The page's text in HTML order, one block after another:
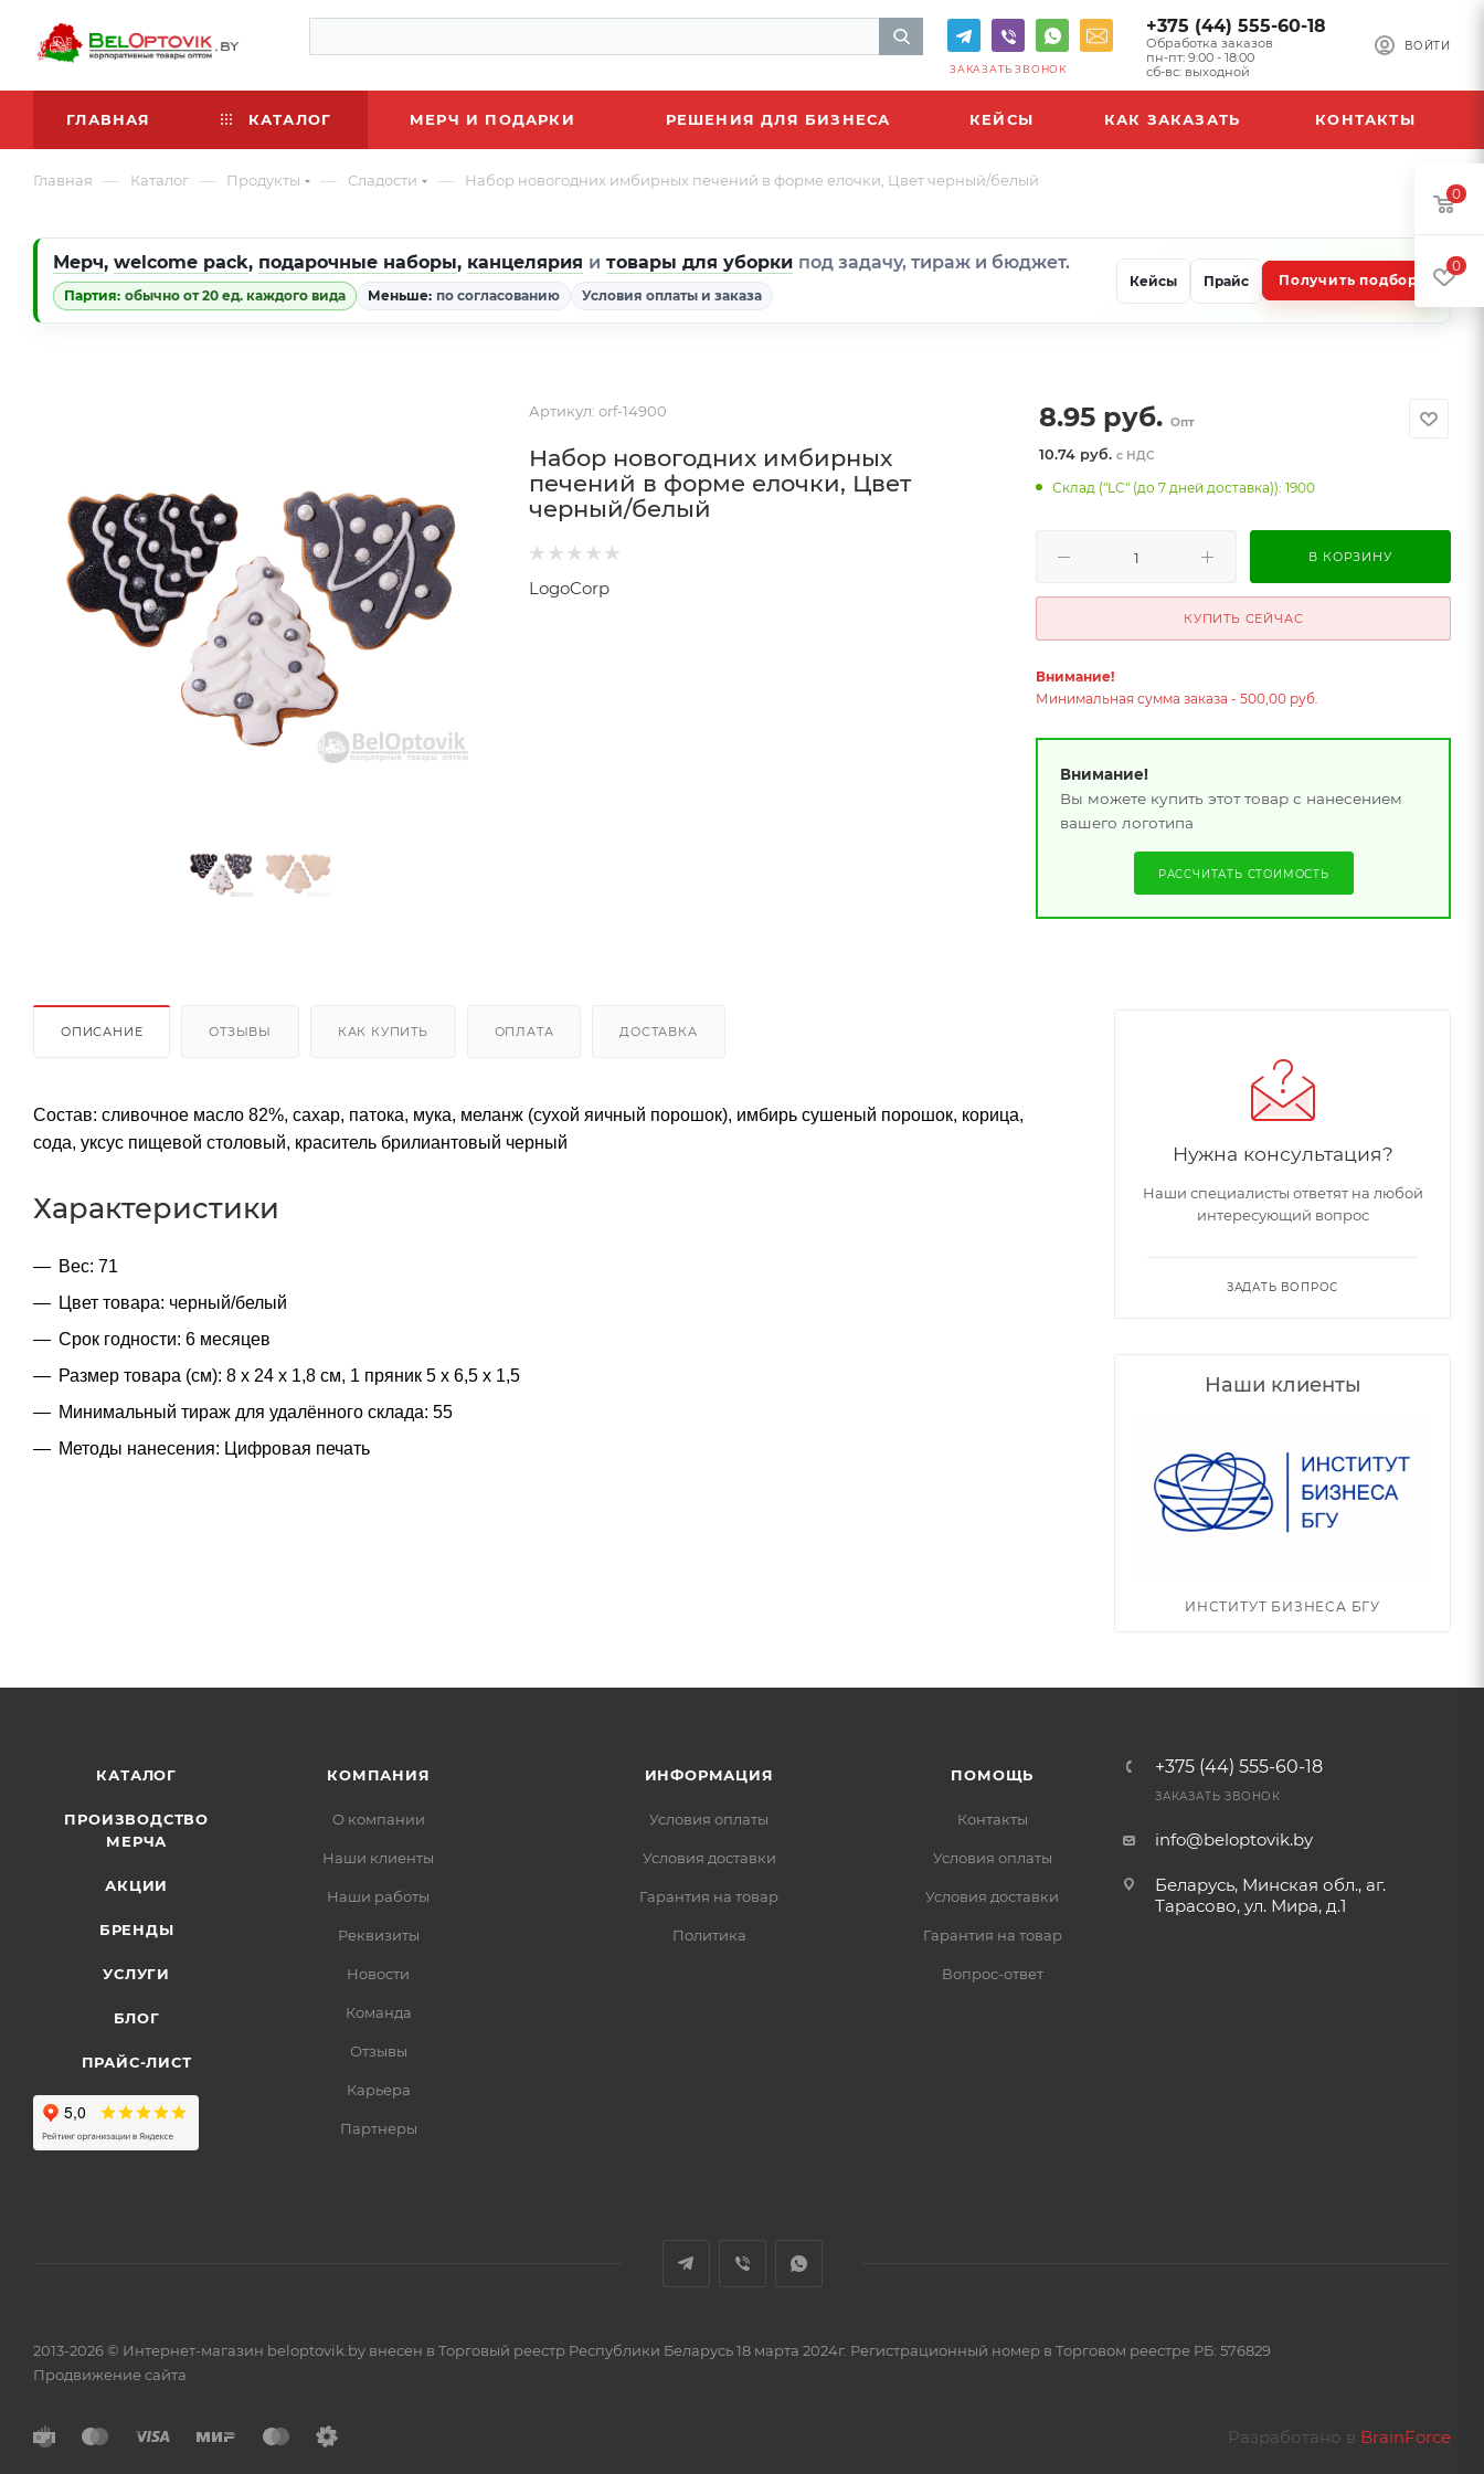
ВОЙТИ
+375 (44) 555-60-18
Обработка заказов
пн-пт: 9:00 - 18:00
сб-вс: выходной
ЗАКАЗАТЬ ЗВОНОК
ГЛАВНАЯ КАТАЛОГ МЕРЧ И ПОДАРКИ РЕШЕНИЯ ДЛЯ БИЗНЕСА КЕЙСЫ КАК ЗАКАЗАТЬ КОНТАКТЫ
Главная — Каталог — Продукты — Сладости — Набор новогодних имбирных печений в форме елочки, Цвет черный/белый
Мерч, welcome pack, подарочные наборы, канцелярия и товары для уборки под задачу, тираж и бюджет.
Партия: обычно от 20 ед. каждого вида Меньше: по согласованию Условия оплаты и заказа
Кейсы Прайс Получить подбор
Артикул: orf-14900
Набор новогодних имбирных
печений в форме елочки, Цвет
черный/белый
LogoCorp
8.95 руб. Опт
10.74 руб.с НДС
Склад ("LC" (до 7 дней доставка)): 1900
В КОРЗИНУ
КУПИТЬ СЕЙЧАС
Внимание!
Минимальная сумма заказа - 500,00 руб.
Внимание!
Вы можете купить этот товар с нанесением
вашего логотипа
РАССЧИТАТЬ СТОИМОСТЬ
ОПИСАНИЕ ОТЗЫВЫ КАК КУПИТЬ ОПЛАТА ДОСТАВКА
Состав: сливочное масло 82%, сахар, патока, мука, меланж (сухой яичный порошок), имбирь сушеный порошок, корица,
сода, уксус пищевой столовый, краситель брилиантовый черный
Характеристики
Вес: 71
Цвет товара: черный/белый
Срок годности: 6 месяцев
Размер товара (см): 8 х 24 х 1,8 см, 1 пряник 5 х 6,5 х 1,5
Минимальный тираж для удалённого склада: 55
Методы нанесения: Цифровая печать
Нужна консультация?
Наши специалисты ответят на любой
интересующий вопрос
ЗАДАТЬ ВОПРОС
Наши клиенты
ИНСТИТУТ БИЗНЕСА БГУ
КАТАЛОГ
ПРОИЗВОДСТВО
МЕРЧА
АКЦИИ
БРЕНДЫ
УСЛУГИ
БЛОГ
ПРАЙС-ЛИСТ
КОМПАНИЯ
О компании
Наши клиенты
Наши работы
Реквизиты
Новости
Команда
Отзывы
Карьера
Партнеры
ИНФОРМАЦИЯ
Условия оплаты
Условия доставки
Гарантия на товар
Политика
ПОМОЩЬ
Контакты
Условия оплаты
Условия доставки
Гарантия на товар
Вопрос-ответ
+375 (44) 555-60-18
ЗАКАЗАТЬ ЗВОНОК
info@beloptovik.by
Беларусь, Минская обл., аг.
Тарасово, ул. Мира, д.1
2013-2026 © Интернет-магазин beloptovik.by внесен в Торговый реестр Республики Беларусь 18 марта 2024г. Регистрационный номер в Торговом реестре РБ: 576829
Продвижение сайта
Разработано в BrainForce
0
0